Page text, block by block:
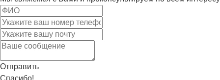
Отправить
Спасибо!